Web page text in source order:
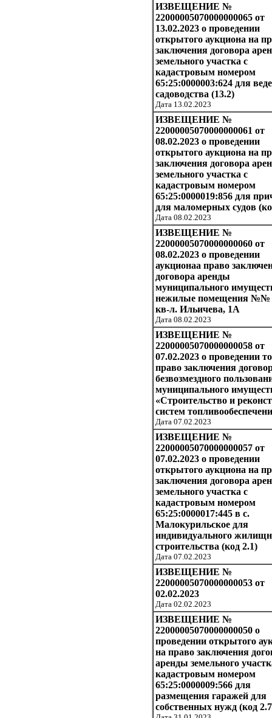
ИЗВЕЩЕНИЕ №
22000005070000000065 от
13.02.2023 о проведении
открытого аукциона на
заключения договора
земельного участка с
кадастровым номером
65:25:0000003:624 для
садоводства (13.2)
Дата 13.02.2023
ИЗВЕЩЕНИЕ №
22000005070000000061 от
08.02.2023 о проведении
открытого аукциона на
заключения договора
земельного участка с
кадастровым номером
65:25:0000019:856 для
для маломерных судов
Дата 08.02.2023
ИЗВЕЩЕНИЕ №
22000005070000000060 от
08.02.2023 о проведении
аукционаа право
договора аренды
муниципального
нежилые помещения №№
кв-л. Ильичева, 1А
Дата 08.02.2023
ИЗВЕЩЕНИЕ №
22000005070000000058 от
07.02.2023 о проведении
право заключения
безвозмездного
муниципального
«Строительство и
систем
Дата 07.02.2023
ИЗВЕЩЕНИЕ №
22000005070000000057 от
07.02.2023 о проведении
открытого аукциона на
заключения договора
земельного участка с
кадастровым номером
65:25:0000017:445 в с.
Малокурильское для
индивидуального
строительства (код 2.1)
Дата 07.02.2023
ИЗВЕЩЕНИЕ №
22000005070000000053 от
02.02.2023
Дата 02.02.2023
ИЗВЕЩЕНИЕ №
22000005070000000050 о
проведении открытого
на право заключения
аренды земельного
кадастровым номером
65:25:0000009:566 для
размещения гаражей для
собственных нужд (код